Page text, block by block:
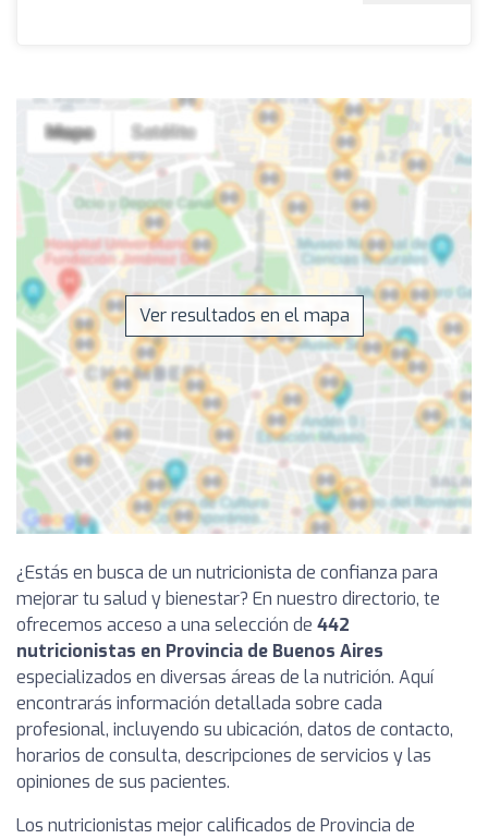
Ver resultados en el mapa
¿Estás en busca de un nutricionista de confianza para
mejorar tu salud y bienestar? En nuestro directorio, te
ofrecemos acceso a una selección de 442
nutricionistas en Provincia de Buenos Aires
especializados en diversas áreas de la nutrición. Aquí
encontrarás información detallada sobre cada
profesional, incluyendo su ubicación, datos de contacto,
horarios de consulta, descripciones de servicios y las
opiniones de sus pacientes.
Los nutricionistas mejor calificados de Provincia de